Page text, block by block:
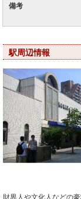
備考
駅周辺情報
財界人や文化人などの